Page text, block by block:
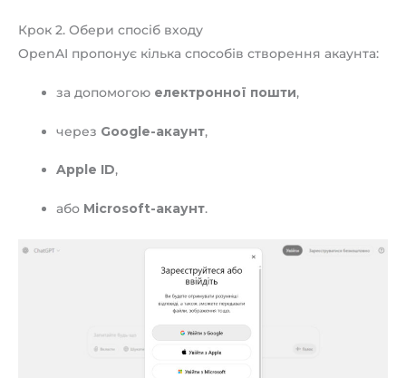
Крок 2. Обери спосіб входу
OpenAI пропонує кілька способів створення акаунта:
за допомогою електронної пошти,
через Google-акаунт,
Apple ID,
або Microsoft-акаунт.